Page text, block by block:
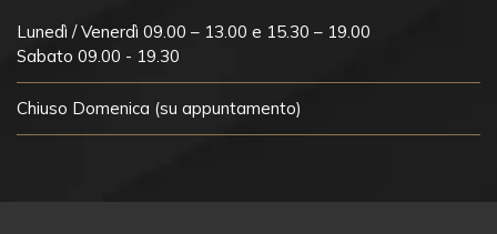
Lunedì / Venerdì 09.00 – 13.00 e 15.30 – 19.00
Sabato 09.00 - 19.30
Chiuso Domenica (su appuntamento)